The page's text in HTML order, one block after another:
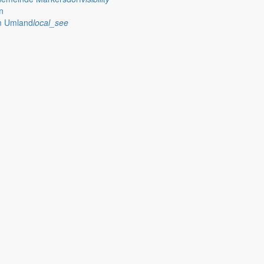
Umlandlocal_see
allein in Deutschland bisher Milliardenbeträge an Euro
, allerdings auch
, wie tagesschau.de